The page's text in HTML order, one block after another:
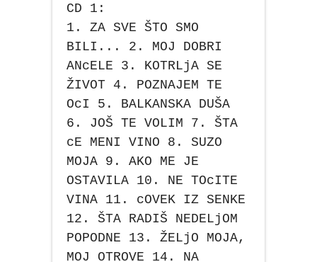
CD 1:
1. ZA SVE ŠTO SMO
BILI... 2. MOJ DOBRI
ANcELE 3. KOTRLjA SE
ŽIVOT 4. POZNAJEM TE
OcI 5. BALKANSKA DUŠA
6. JOŠ TE VOLIM 7. ŠTA
cE MENI VINO 8. SUZO
MOJA 9. AKO ME JE
OSTAVILA 10. NE TOcITE
VINA 11. cOVEK IZ SENKE
12. ŠTA RADIŠ NEDELjOM
POPODNE 13. ŽELjO MOJA,
MOJ OTROVE 14. NA